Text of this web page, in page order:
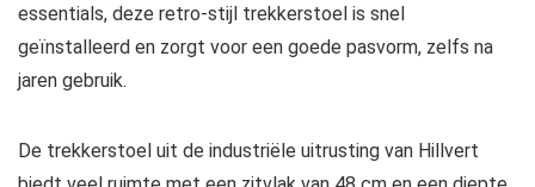
essentials, deze retro-stijl trekkerstoel is snel
geïnstalleerd en zorgt voor een goede pasvorm, zelfs na
jaren gebruik.
De trekkerstoel uit de industriële uitrusting van Hillvert